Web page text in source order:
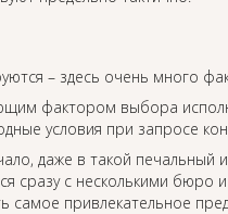
– здесь очень много
фактором выбора
условия при запросе
даже в такой печальный
сразу с несколькими бюро
самое привлекательное